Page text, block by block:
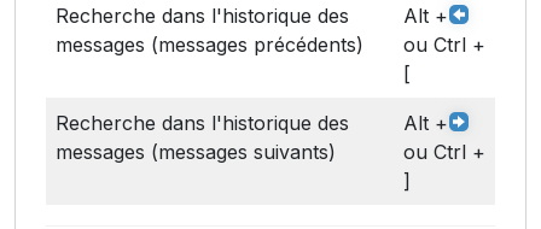
Recherche dans l'historique des
messages (messages précédents)
Alt +
ou Ctrl +
[
Recherche dans l'historique des
messages (messages suivants)
Alt +
ou Ctrl +
]